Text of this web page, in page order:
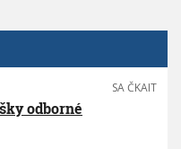
SA ČKAIT
odborné